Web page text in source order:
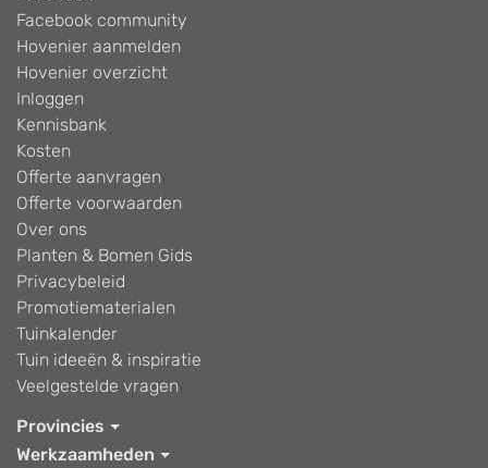
Facebook community
Hovenier aanmelden
Hovenier overzicht
Inloggen
Kennisbank
Kosten
Offerte aanvragen
Offerte voorwaarden
Over ons
Planten & Bomen Gids
Privacybeleid
Promotiematerialen
Tuinkalender
Tuin ideeën & inspiratie
Veelgestelde vragen
Provincies
Werkzaamheden